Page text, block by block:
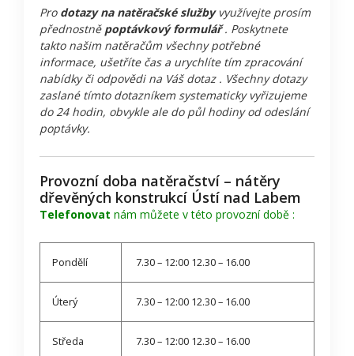
Pro dotazy na natěračské službyvyužívejte prosím
přednostně poptávkový formulář. Poskytnete
takto našim natěračům všechny potřebné
informace, ušetříte čas a urychlíte tím zpracování
nabídky či odpovědi na Váš dotaz . Všechny dotazy
zaslané tímto dotazníkem systematicky vyřizujeme
do 24 hodin, obvykle ale do půl hodiny od odeslání
poptávky.
Provozní doba natěračství – nátěry
dřevěných konstrukcí Ústí nad Labem
Telefonovat nám můžete v této provozní době :
Pondělí 7.30 – 12:00 12.30 – 16.00
Úterý 7.30 – 12:00 12.30 – 16.00
Středa 7.30 – 12:00 12.30 – 16.00